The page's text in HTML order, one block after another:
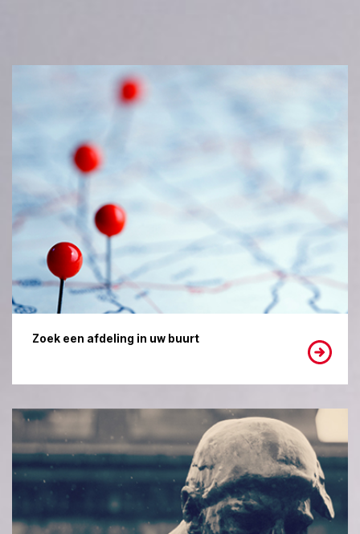
Zoek een afdeling in uw buurt